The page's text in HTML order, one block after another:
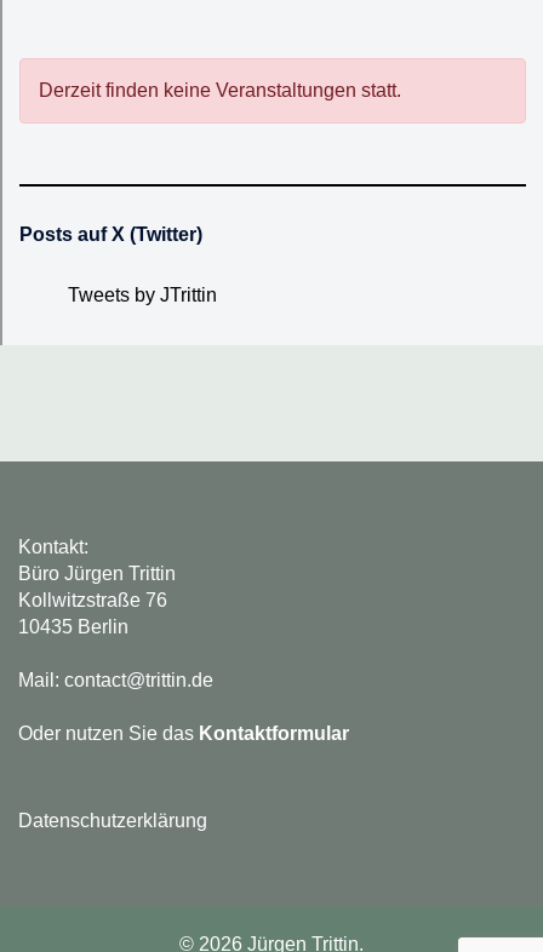
Derzeit finden keine Veranstaltungen statt.
Posts auf X (Twitter)
Tweets by JTrittin
Kontakt:
Büro Jürgen Trittin
Kollwitzstraße 76
10435 Berlin
Mail: contact@trittin.de
Oder nutzen Sie das Kontaktformular
Datenschutzerklärung
© 2026 Jürgen Trittin.